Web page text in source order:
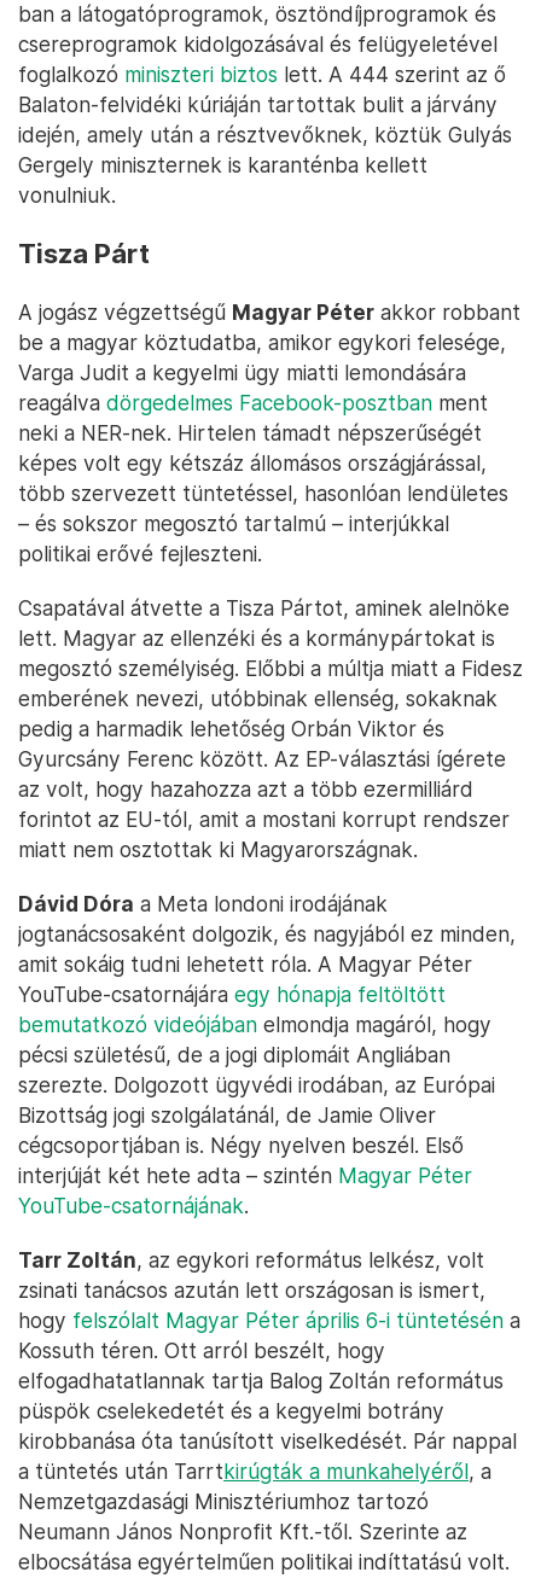
ban a látogatóprogramok, ösztöndíjprogramok és
csereprogramok kidolgozásával és felügyeletével
foglalkozó miniszteri biztos lett. A 444 szerint az ő
Balaton-felvidéki kúriáján tartottak bulit a járvány
idején, amely után a résztvevőknek, köztük Gulyás
Gergely miniszternek is karanténba kellett
vonulniuk.
Tisza Párt
A jogász végzettségű Magyar Péter akkor robbant
be a magyar köztudatba, amikor egykori felesége,
Varga Judit a kegyelmi ügy miatti lemondására
reagálva dörgedelmes Facebook-posztban ment
neki a NER-nek. Hirtelen támadt népszerűségét
képes volt egy kétszáz állomásos országjárással,
több szervezett tüntetéssel, hasonlóan lendületes
– és sokszor megosztó tartalmú – interjúkkal
politikai erővé fejleszteni.
Csapatával átvette a Tisza Pártot, aminek alelnöke
lett. Magyar az ellenzéki és a kormánypártokat is
megosztó személyiség. Előbbi a múltja miatt a Fidesz
emberének nevezi, utóbbinak ellenség, sokaknak
pedig a harmadik lehetőség Orbán Viktor és
Gyurcsány Ferenc között. Az EP-választási ígérete
az volt, hogy hazahozza azt a több ezermilliárd
forintot az EU-tól, amit a mostani korrupt rendszer
miatt nem osztottak ki Magyarországnak.
Dávid Dóra a Meta londoni irodájának
jogtanácsosaként dolgozik, és nagyjából ez minden,
amit sokáig tudni lehetett róla. A Magyar Péter
YouTube-csatornájára egy hónapja feltöltött
bemutatkozó videójában elmondja magáról, hogy
pécsi születésű, de a jogi diplomáit Angliában
szerezte. Dolgozott ügyvédi irodában, az Európai
Bizottság jogi szolgálatánál, de Jamie Oliver
cégcsoportjában is. Négy nyelven beszél. Első
interjúját két hete adta – szintén Magyar Péter
YouTube-csatornájának.
Tarr Zoltán, az egykori református lelkész, volt
zsinati tanácsos azután lett országosan is ismert,
hogy felszólalt Magyar Péter április 6-i tüntetésén a
Kossuth téren. Ott arról beszélt, hogy
elfogadhatatlannak tartja Balog Zoltán református
püspök cselekedetét és a kegyelmi botrány
kirobbanása óta tanúsított viselkedését. Pár nappal
a tüntetés után Tarrtkirúgták a munkahelyéről, a
Nemzetgazdasági Minisztériumhoz tartozó
Neumann János Nonprofit Kft.-től. Szerinte az
elbocsátása egyértelműen politikai indíttatású volt.